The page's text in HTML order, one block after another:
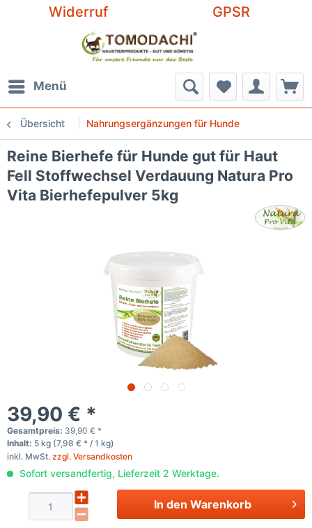
Widerruf GPSR
Menü
Übersicht Nahrungsergänzungen für Hunde
Reine Bierhefe für Hunde gut für Haut
Fell Stoffwechsel Verdauung Natura Pro
Vita Bierhefepulver 5kg
39,90 € *
Gesamtpreis: 39,90 € *
Inhalt: 5 kg (7,98 € * / 1 kg)
inkl. MwSt. zzgl. Versandkosten
Sofort versandfertig, Lieferzeit 2 Werktage.
In den Warenkorb